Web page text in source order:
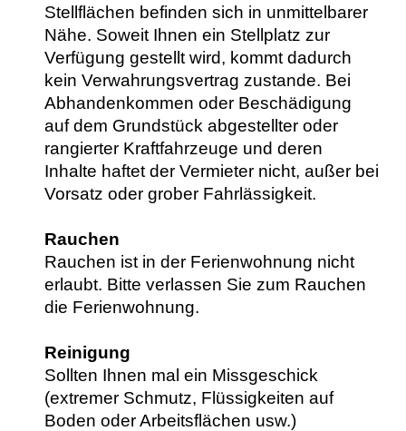
Stellflächen befinden sich in unmittelbarer
Nähe. Soweit Ihnen ein Stellplatz zur
Verfügung gestellt wird, kommt dadurch
kein Verwahrungsvertrag zustande. Bei
Abhandenkommen oder Beschädigung
auf dem Grundstück abgestellter oder
rangierter Kraftfahrzeuge und deren
Inhalte haftet der Vermieter nicht, außer bei
Vorsatz oder grober Fahrlässigkeit.
Rauchen
Rauchen ist in der Ferienwohnung nicht
erlaubt. Bitte verlassen Sie zum Rauchen
die Ferienwohnung.
Reinigung
Sollten Ihnen mal ein Missgeschick
(extremer Schmutz, Flüssigkeiten auf
Boden oder Arbeitsflächen usw.)